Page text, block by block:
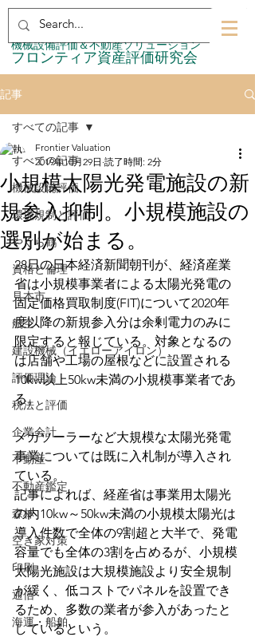
​フロンティア資産評価研究会
​機械設備評価＆不動産ソリューション
記事
すべての記事
機械設備評価
環境規制と評価
やぐら鶴
資格と倫理
見本市
航空
建設機械（イエローアイロン）
評価理論
税法と評価
企業会計
不動産
不動産鑑定
森林
空き家対策
印刷
通信
海運・船舶
すべての記事
小規模太陽光発電施設の新
規参入抑制。小規模施設の
選別が始まる。
Frontier Valuation
2019年10月29日 読了時間: 2分
28日の日本経済新聞朝刊が、経済産業
省は小規模事業者による太陽光発電の
固定価格買取制度(FIT)について2020年
度以降の新規参入分は余剰電力のみに
限定すると報じている。対象となるの
は店舗や工場の屋根などに設置される
10kw以上50kw未満の小規模事業者であ
る。
メガソーラーなど大規模な太陽光発電
事業については既に入札制が導入され
ている。
記事によれば、経産省は事業用太陽光
の内10kw～50kw未満の小規模太陽光は
導入件数で全体の9割超と大半で、発電
容量でも全体の3割を占めるが、小規模
太陽光施設は大規模施設より安全規制
が緩く、低コストでパネルを設置でき
るため、多数の業者が参入があったと
しているという。